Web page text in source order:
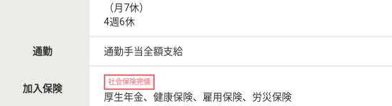
（月7休）
4週6休
通勤 通勤手当全額支給
加入保険
社会保険完備
厚生年金、健康保険、雇用保険、労災保険